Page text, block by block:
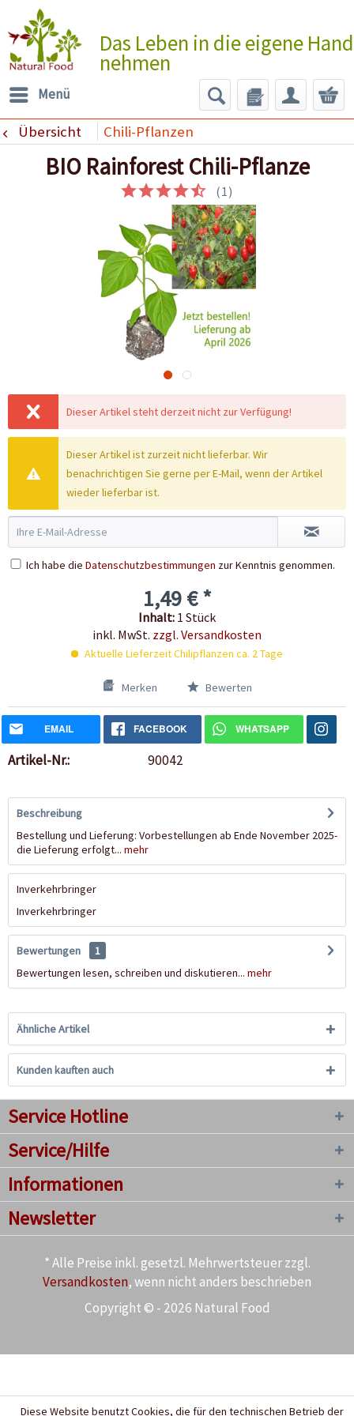
Das Leben in die eigene Hand
nehmen
Menü
Übersicht Chili-Pflanzen
BIO Rainforest Chili-Pflanze
(1)
Dieser Artikel steht derzeit nicht zur Verfügung!
Dieser Artikel ist zurzeit nicht lieferbar. Wir
benachrichtigen Sie gerne per E-Mail, wenn der Artikel
wieder lieferbar ist.
Ich habe die Datenschutzbestimmungen zur Kenntnis genommen.
1,49 € *
Inhalt: 1 Stück
inkl. MwSt. zzgl. Versandkosten
Aktuelle Lieferzeit Chilipflanzen ca. 2 Tage
Merken Bewerten
EMAIL FACEBOOK WHATSAPP
Artikel-Nr.: 90042
Beschreibung
Bestellung und Lieferung: Vorbestellungen ab Ende November 2025-
die Lieferung erfolgt... mehr
Inverkehrbringer
Inverkehrbringer
Bewertungen
1
Bewertungen lesen, schreiben und diskutieren... mehr
Ähnliche Artikel
Kunden kauften auch
Service Hotline
Service/Hilfe
Informationen
Newsletter
* Alle Preise inkl. gesetzl. Mehrwertsteuer zzgl.
Versandkosten, wenn nicht anders beschrieben
Copyright © - 2026 Natural Food
Diese Website benutzt Cookies, die für den technischen Betrieb der